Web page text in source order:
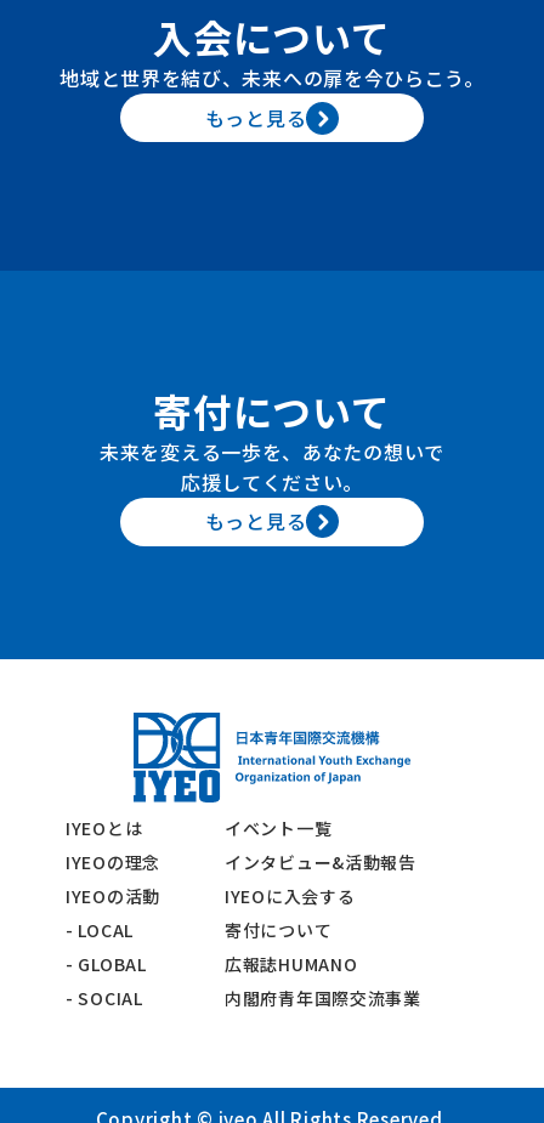
入会について
地域と世界を結び、未来への扉を今ひらこう。
もっと見る
寄付について
未来を変える一歩を、あなたの想いで
応援してください。
もっと見る
IYEOとは
イベント一覧
IYEOの理念
インタビュー&活動報告
IYEOの活動
IYEOに入会する
- LOCAL
寄付について
- GLOBAL
広報誌HUMANO
- SOCIAL
内閣府青年国際交流事業